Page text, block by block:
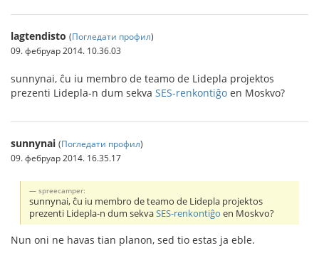
lagtendisto (Погледати профил)
09. фебруар 2014. 10.36.03
sunnynai, ĉu iu membro de teamo de Lidepla projektos
prezenti Lidepla-n dum sekva SES-renkontiĝo en Moskvo?
sunnynai (Погледати профил)
09. фебруар 2014. 16.35.17
spreecamper:
sunnynai, ĉu iu membro de teamo de Lidepla projektos
prezenti Lidepla-n dum sekvaSES-renkontiĝo en Moskvo?
Nun oni ne havas tian planon, sed tio estas ja eble.